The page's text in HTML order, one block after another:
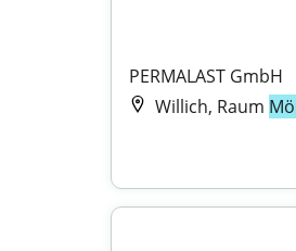
PERMALAST GmbH
Willich, Raum